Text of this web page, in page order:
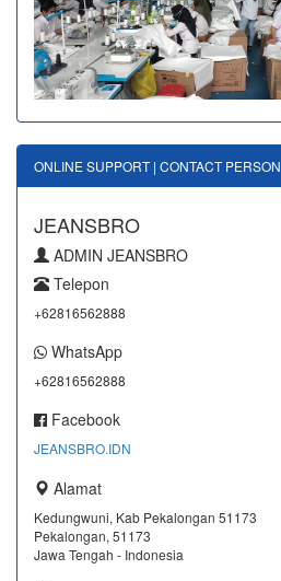
ONLINE SUPPORT | CONTACT PERSON
JEANSBRO
ADMIN JEANSBRO
Telepon
+62816562888
WhatsApp
+62816562888
Facebook
JEANSBRO.IDN
Alamat
Kedungwuni, Kab Pekalongan 51173
Pekalongan, 51173
Jawa Tengah - Indonesia